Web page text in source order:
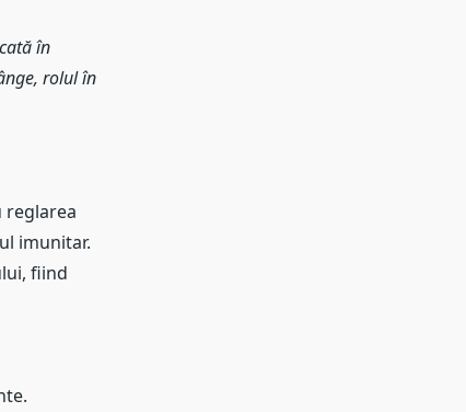
în
rolul în
reglarea
imunitar.
fiind